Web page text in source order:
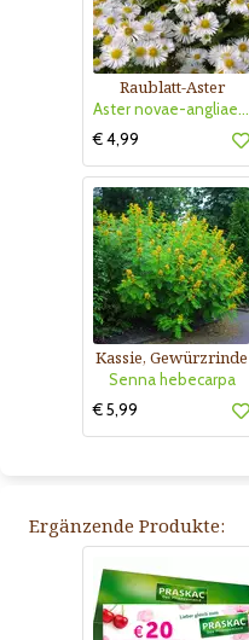
Raublatt-Aster
Aster novae-angliae 'Herbstschnee'
€ 4,99
Kassie, Gewürzrinde
Senna hebecarpa
€ 5,99
Ergänzende Produkte: